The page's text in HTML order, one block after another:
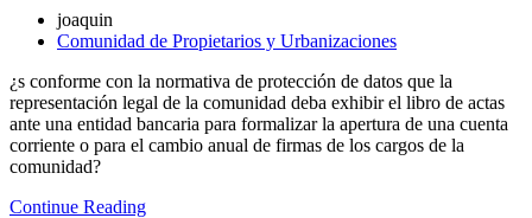
joaquin
Comunidad de Propietarios y Urbanizaciones
¿s conforme con la normativa de protección de datos que la
representación legal de la comunidad deba exhibir el libro de actas
ante una entidad bancaria para formalizar la apertura de una cuenta
corriente o para el cambio anual de firmas de los cargos de la
comunidad?
Continue Reading